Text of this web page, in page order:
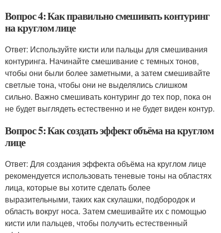
Вопрос 4: Как правильно смешивать контуринг
на круглом лице
Ответ: Используйте кисти или пальцы для смешивания
контуринга. Начинайте смешивание с темных тонов,
чтобы они были более заметными, а затем смешивайте
светлые тона, чтобы они не выделялись слишком
сильно. Важно смешивать контуринг до тех пор, пока он
не будет выглядеть естественно и не будет виден контур.
Вопрос 5: Как создать эффект объёма на круглом
лице
Ответ: Для создания эффекта объёма на круглом лице
рекомендуется использовать теневые тоны на областях
лица, которые вы хотите сделать более
выразительными, таких как скулашки, подбородок и
область вокруг носа. Затем смешивайте их с помощью
кисти или пальцев, чтобы получить естественный